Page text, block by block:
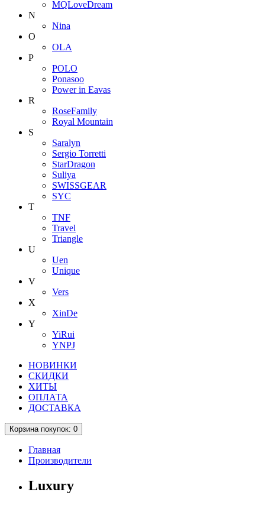
MQLoveDream
N
Nina
O
OLA
P
POLO
Ponasoo
Power in Eavas
R
RoseFamily
Royal Mountain
S
Saralyn
Sergio Torretti
StarDragon
Suliya
SWISSGEAR
SYC
T
TNF
Travel
Triangle
U
Uen
Unique
V
Vers
X
XinDe
Y
YiRui
YNPJ
НОВИНКИ
СКИДКИ
ХИТЫ
ОПЛАТА
ДОСТАВКА
Корзинапокупок: 0
Главная
Производители
Luxury